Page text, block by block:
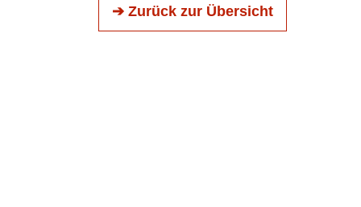
➔ Zurück zur Übersicht